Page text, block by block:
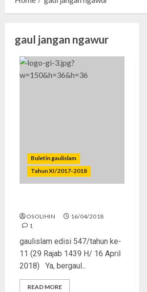
gaul jangan ngawur
Buletin gaulislam
Tahun XI/2017-2018
OSOLIHIN
16/04/2018
1
gaulislam edisi 547/tahun ke-
11 (29 Rajab 1439 H/ 16 April
2018) Ya, bergaul...
READ MORE